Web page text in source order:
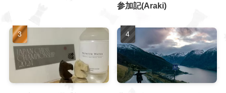
参加記(Araki)